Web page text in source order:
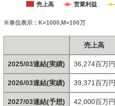
売上高 営業利益
※単位表示：K=1000,M=100万
2025/03連結(実績)
2026/03連結(実績)
2027/03連結(予想)
売上高
36,274百万円
39,371百万円
42,000百万円